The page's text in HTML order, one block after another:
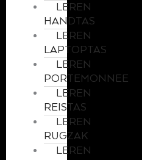
LEREN
HANDTAS
LEREN
LAPTOPTAS
LEREN
PORTEMONNEE
LEREN
REISTAS
LEREN
RUGZAK
LEREN